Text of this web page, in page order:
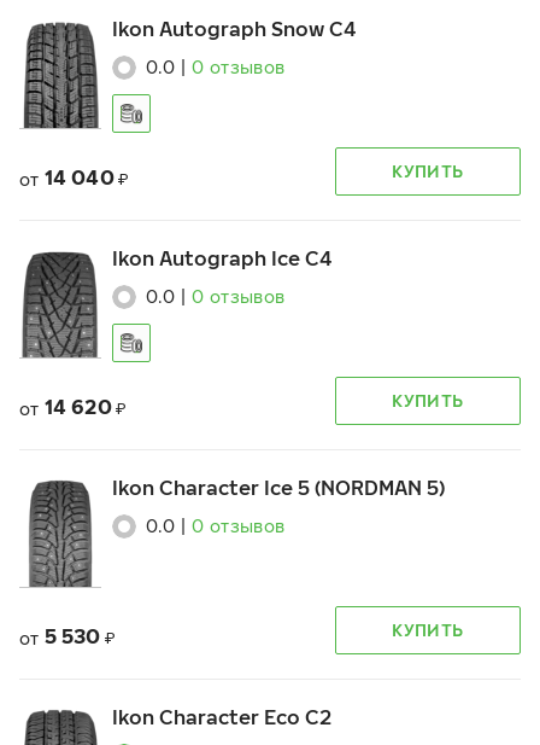
Ikon Autograph Snow C4
0.0 0 отзывов
от 14 040 ₽ КУПИТЬ
Ikon Autograph Ice C4
0.0 0 отзывов
от 14 620 ₽ КУПИТЬ
Ikon Character Ice 5 (NORDMAN 5)
0.0 0 отзывов
от 5 530 ₽ КУПИТЬ
Ikon Character Eco C2